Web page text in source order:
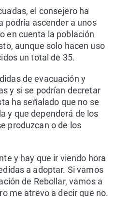
el consejero ha
podría ascender a unos
en cuenta la población
aunque solo hacen uso
un total de 35.
de evacuación y
y si se podrían decretar
ha señalado que no se
y que dependerá de los
produzcan o de los
y hay que ir viendo hora
a adoptar. Si vamos
de Rebollar, vamos a
me atrevo a decir que no.